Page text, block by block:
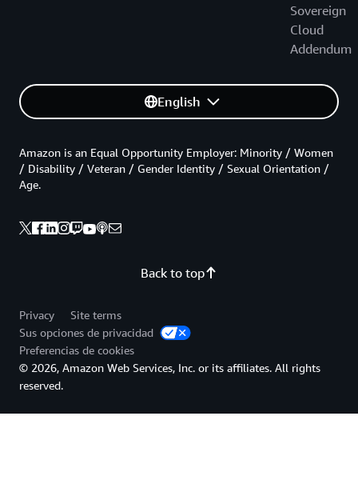
Sovereign
Cloud
Addendum
English
Back to top
Amazon is an Equal Opportunity Employer: Minority / Women
/ Disability / Veteran / Gender Identity / Sexual Orientation /
Age.
Privacy
Site terms
Sus opciones de privacidad
Preferencias de cookies
© 2026, Amazon Web Services, Inc. or its affiliates. All rights
reserved.